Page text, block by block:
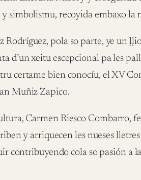
simbolismu, recoyida embaxo la
pola so parte, ye un
d’un xeitu escepcional pa les
certame bien conocíu, el XV
Muñiz Zapico.
Carmen Riesco Combarro,
y arriquecen les nueses
contribuyendo cola so pasión a